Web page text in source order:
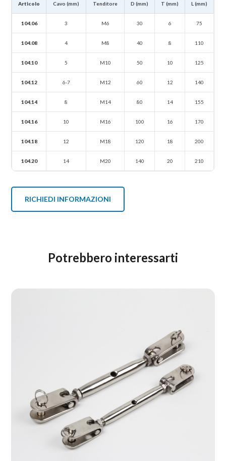
Articolo Cavo (mm) Tenditore D (mm) T (mm) L (mm)
104.06 3 M6 30 6 75
104.08 4 M8 40 8 110
104.10 5 M10 50 10 125
104.12 6-7 M12 60 12 140
104.14 8 M14 80 14 155
104.16 10 M16 100 16 170
104.18 12 M18 120 18 200
104.20 14 M20 140 20 210
RICHIEDI INFORMAZIONI
Potrebbero interessarti